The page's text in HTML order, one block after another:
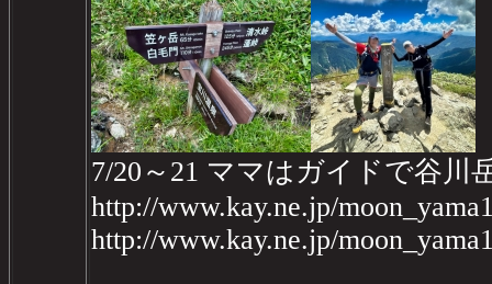
7/20～21 ママはガイドで谷川
http://www.kay.ne.jp/
http://www.kay.ne.jp/